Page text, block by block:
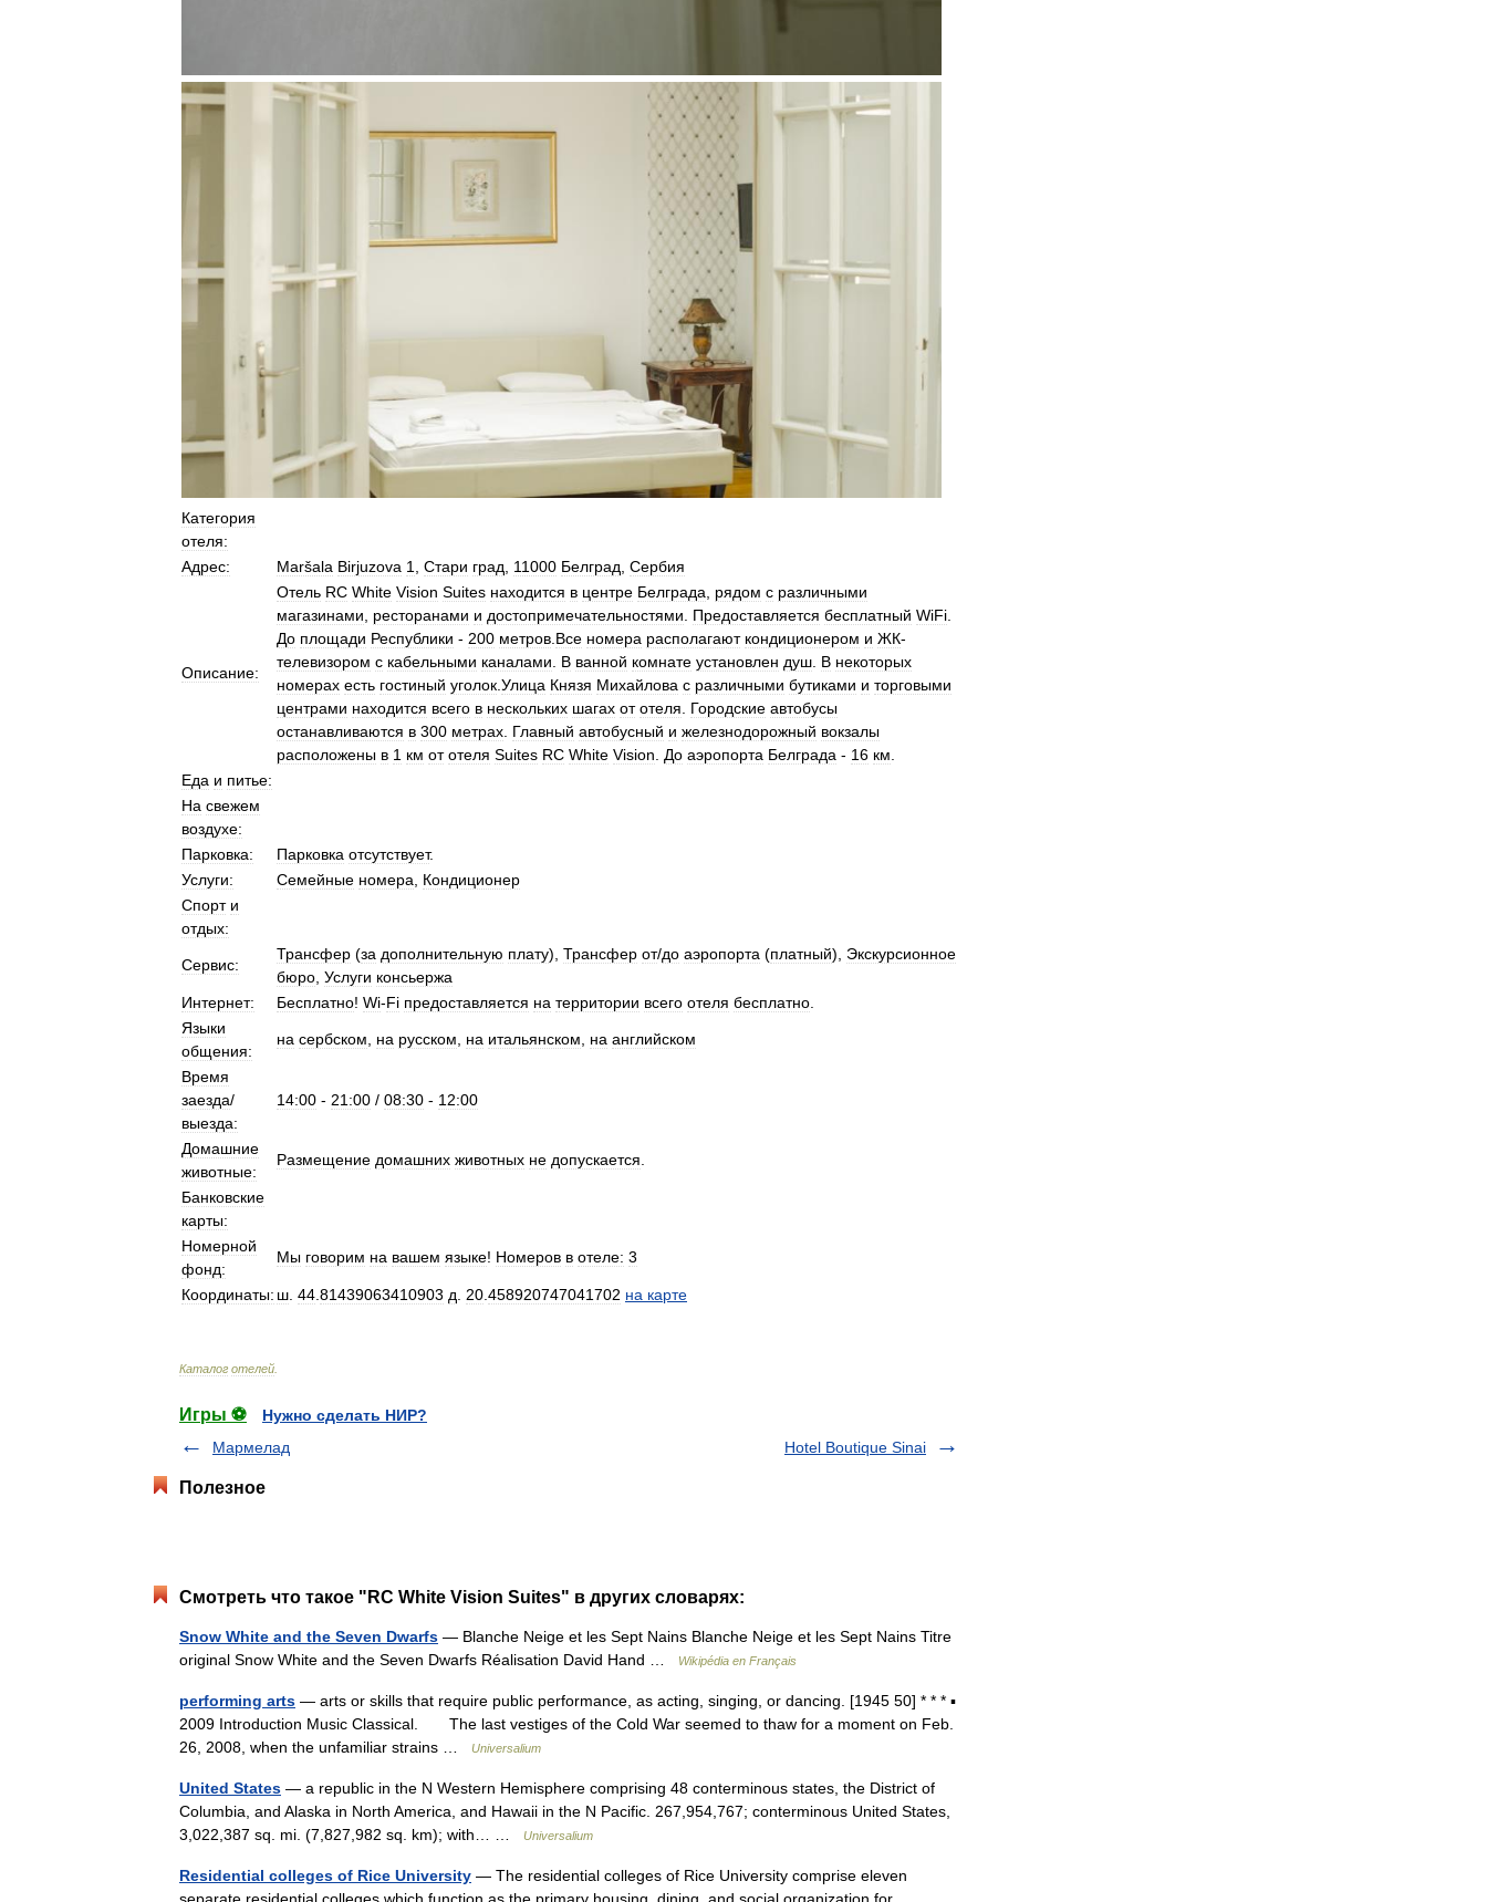
Категория
отеля:
Адрес:
Maršala Birjuzova 1 Стари град 11000 Белград Сербия
Описание:
Отель RC White Vision Suites находится в центре Белграда рядом с различными
магазинами
ресторанами и достопримечательностями Предоставляется бесплатный WiFi
До площади Республики - 200 метров Все номера располагают кондиционером и ЖК-
телевизором с кабельными каналами В ванной комнате установлен душ В некоторых
номерах есть гостиный уголок Улица Князя Михайлова с различными бутиками и торговыми
центрами находится всего в нескольких шагах от отеля Городские автобусы
останавливаются в 300 метрах Главный автобусный и железнодорожный вокзалы
расположены в 1 км от отеля Suites RC White Vision До аэропорта Белграда - 16 км
Еда и питье:
На свежем
воздухе:
Парковка:
Парковка отсутствует.
Услуги:
Семейные номера
Кондиционер
Спорт и
отдых:
Сервис:
Трансфер (за дополнительную плату), Трансфер от/до аэропорта (платный), Экскурсионное
бюро Услуги консьержа
Интернет:
Бесплатно! Wi-Fi предоставляется на территории всего отеля бесплатно
Языки
общения:
на сербском на русском на итальянском на английском
Время
заезда/
выезда:
14:00 - 21:00 / 08:30 - 12:00
Домашние
животные:
Размещение домашних животных не допускается
Банковские
карты:
Номерной
фонд:
Мы говорим на вашем языке! Номеров в отеле: 3
Координаты: ш 44 81439063410903 д 20 458920747041702 на карте
Каталог отелей
Игры ⚽
Нужно сделать НИР?
Мармелад
Hotel Boutique Sinai
Полезное
Смотреть что такое "RC White Vision Suites" в других словарях:
Snow White and the Seven Dwarfs — Blanche Neige et les Sept Nains Blanche Neige et les Sept Nains Titre
original Snow White and the Seven Dwarfs Réalisation David Hand …
Wikipédia en Français
performing arts — arts or skills that require public performance, as acting, singing, or dancing. [1945 50] * * * ▪
2009 Introduction Music Classical. The last vestiges of the Cold War seemed to thaw for a moment on Feb.
26, 2008, when the unfamiliar strains …
Universalium
United States — a republic in the N Western Hemisphere comprising 48 conterminous states, the District of
Columbia, and Alaska in North America, and Hawaii in the N Pacific. 267,954,767; conterminous United States,
3,022,387 sq. mi. (7,827,982 sq. km); with… …
Universalium
Residential colleges of Rice University — The residential colleges of Rice University comprise eleven